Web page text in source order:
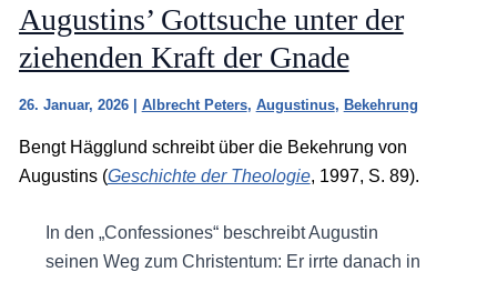
Augustins’ Gottsuche unter der
ziehenden Kraft der Gnade
26. Januar, 2026 | Albrecht Peters, Augustinus, Bekehrung
Bengt Hägglund schreibt über die Bekehrung von
Augustins (Geschichte der Theologie, 1997, S. 89).
In den „Confessiones“ beschreibt Augustin
seinen Weg zum Christentum: Er irrte danach in